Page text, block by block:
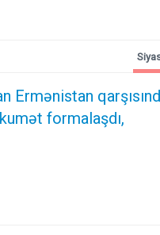
Ermənistan
formalaşdı,